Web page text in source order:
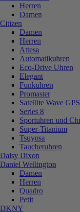
Herren
Damen
Citizen
Damen
Herren
Attesa
Automatikuhren
Eco-Drive Uhren
Elegant
Funkuhren
Promaster
Satellite Wave GPS
Series 8
Sportuhren und
Super-Titanium
Tsuyosa
Taucheruhren
Daisy Dixon
Daniel Wellington
Damen
Herren
Quadro
Petit
DKNY